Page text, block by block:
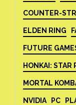
COUNTER-
ELDEN RING
FUTURE
HONKAI: STAR
MORTAL
NVIDIA PC